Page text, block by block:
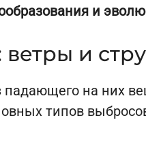
и
и
на них
типов